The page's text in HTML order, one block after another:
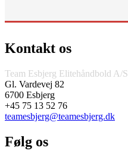
Kontakt os
Team Esbjerg Elitehåndbold A/S
Gl. Vardevej 82
6700 Esbjerg
+45 75 13 52 76
teamesbjerg@teamesbjerg.dk
Følg os